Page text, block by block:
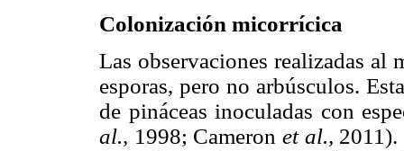
Colonización micorrícica
Las observaciones realizadas
esporas, pero no arbúsculos.
de pináceas inoculadas con
al., 1998; Cameron et al.,